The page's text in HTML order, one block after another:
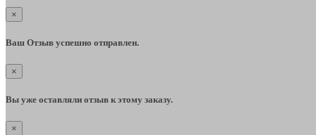
×
Ваш Отзыв успешно отправлен.
×
Вы уже оставляли отзыв к этому заказу.
×